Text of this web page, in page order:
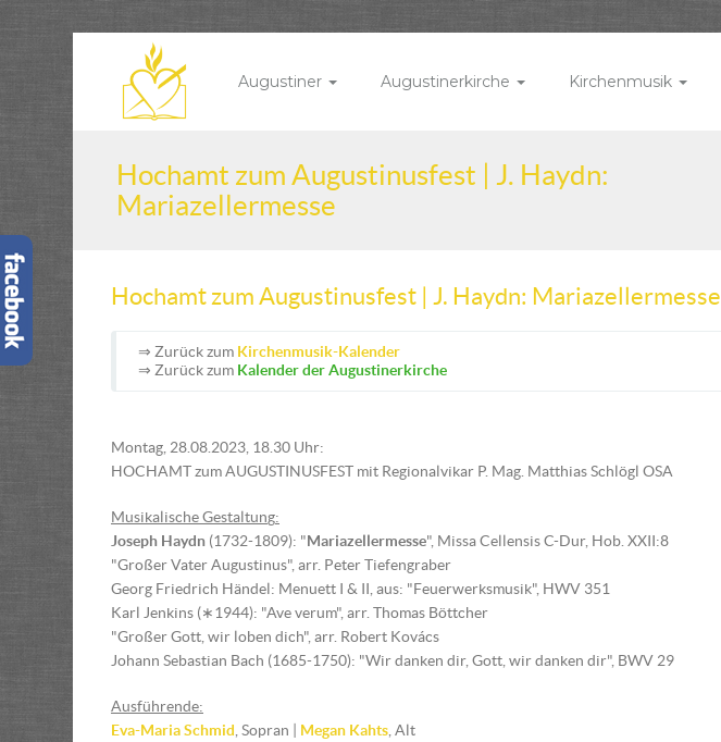
Augustiner Augustinerkirche Kirchenmusik
Hochamt zum Augustinusfest | J. Haydn:
Mariazellermesse
Hochamt zum Augustinusfest | J. Haydn: Mariazellermesse
⇒ Zurück zum Kirchenmusik-Kalender
⇒ Zurück zum Kalender der Augustinerkirche
Montag, 28.08.2023, 18.30 Uhr:
HOCHAMT zum AUGUSTINUSFEST mit Regionalvikar P. Mag. Matthias Schlögl OSA
Musikalische Gestaltung:
Joseph Haydn (1732-1809): "Mariazellermesse", Missa Cellensis C-Dur, Hob. XXII:8
"Großer Vater Augustinus", arr. Peter Tiefengraber
Georg Friedrich Händel: Menuett I & II, aus: "Feuerwerksmusik", HWV 351
Karl Jenkins (∗1944): "Ave verum", arr. Thomas Böttcher
"Großer Gott, wir loben dich", arr. Robert Kovács
Johann Sebastian Bach (1685-1750): "Wir danken dir, Gott, wir danken dir", BWV 29
Ausführende:
Eva-Maria Schmid , Sopran | Megan Kahts , Alt